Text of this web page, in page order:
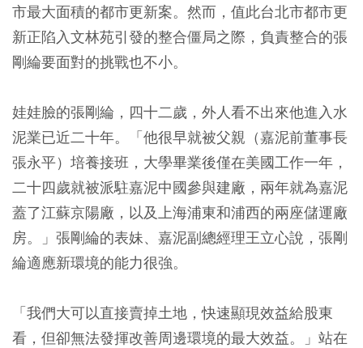
市最大面積的都市更新案。然而，值此台北市都市更
新正陷入文林苑引發的整合僵局之際，負責整合的張
剛綸要面對的挑戰也不小。
娃娃臉的張剛綸，四十二歲，外人看不出來他進入水
泥業已近二十年。「他很早就被父親（嘉泥前董事長
張永平）培養接班，大學畢業後僅在美國工作一年，
二十四歲就被派駐嘉泥中國參與建廠，兩年就為嘉泥
蓋了江蘇京陽廠，以及上海浦東和浦西的兩座儲運廠
房。」張剛綸的表妹、嘉泥副總經理王立心說，張剛
綸適應新環境的能力很強。
「我們大可以直接賣掉土地，快速顯現效益給股東
看，但卻無法發揮改善周邊環境的最大效益。」站在